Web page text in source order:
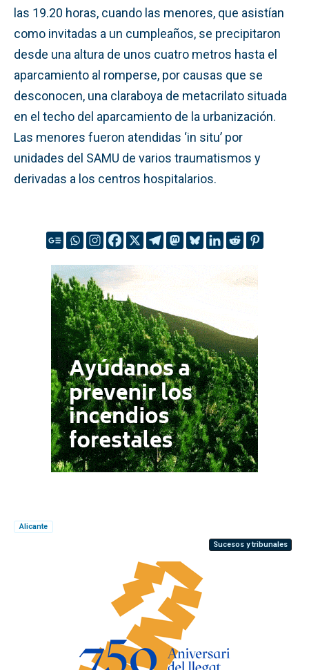
las 19.20 horas, cuando las menores, que asistían
como invitadas a un cumpleaños, se precipitaron
desde una altura de unos cuatro metros hasta el
aparcamiento al romperse, por causas que se
desconocen, una claraboya de metacrilato situada
en el techo del aparcamiento de la urbanización.
Las menores fueron atendidas ‘in situ’ por
unidades del SAMU de varios traumatismos y
derivadas a los centros hospitalarios.
Alicante
Sucesos y tribunales